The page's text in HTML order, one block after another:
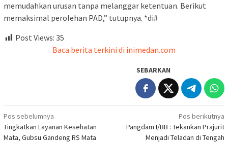
memudahkan urusan tanpa melanggar ketentuan. Berikut
memaksimal perolehan PAD,” tutupnya. *di#
Post Views: 35
Baca berita terkini di inimedan.com
SEBARKAN
Navigasi
pos
Pos sebelumnya
Tingkatkan Layanan Kesehatan
Mata, Gubsu Gandeng RS Mata
Pos berikutnya
Pangdam I/BB : Tekankan Prajurit
Menjadi Teladan di Tengah